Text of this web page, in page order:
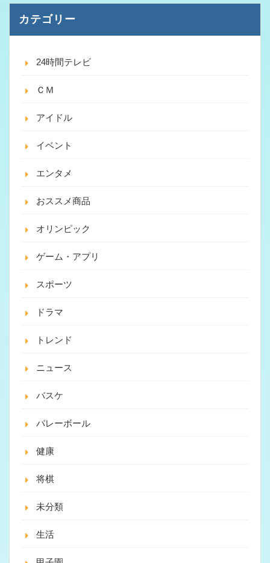
カテゴリー
24時間テレビ
ＣＭ
アイドル
イベント
エンタメ
おススメ商品
オリンピック
ゲーム・アプリ
スポーツ
ドラマ
トレンド
ニュース
バスケ
バレーボール
健康
将棋
未分類
生活